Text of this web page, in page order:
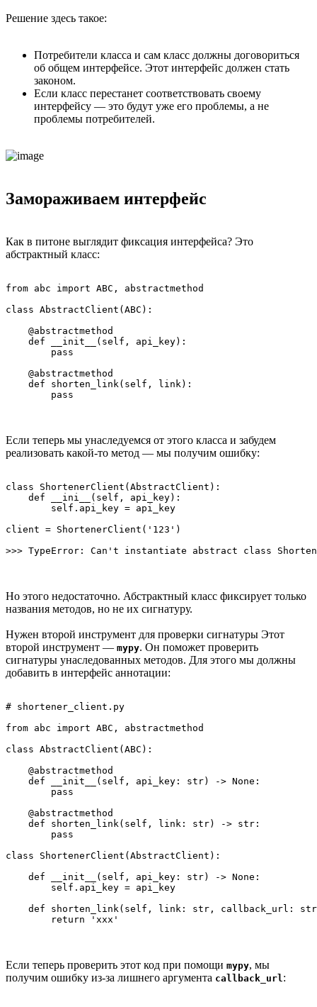
Решение здесь такое:
Потребители класса и сам класс должны договориться
об общем интерфейсе. Этот интерфейс должен стать
законом.
Если класс перестанет соответствовать своему
интерфейсу — это будут уже его проблемы, а не
проблемы потребителей.
Замораживаем интерфейс
Как в питоне выглядит фиксация интерфейса? Это
абстрактный класс:
from abc import ABC, abstractmethod
class AbstractClient(ABC):
    @abstractmethod
    def __init__(self, api_key):
        pass
    @abstractmethod
    def shorten_link(self, link):
Если теперь мы унаследуемся от этого класса и забудем
реализовать какой-то метод — мы получим ошибку:
class ShortenerClient(AbstractClient):
    def __ini__(self, api_key):
        self.api_key = api_key
client = ShortenerClient('123')
Но этого недостаточно. Абстрактный класс фиксирует только
названия методов, но не их сигнатуру.
Нужен второй инструмент для проверки сигнатуры Этот
второй инструмент — mypy. Он поможет проверить
сигнатуры унаследованных методов. Для этого мы должны
добавить в интерфейс аннотации:
# shortener_client.py
from abc import ABC, abstractmethod
class AbstractClient(ABC):
    @abstractmethod
    def __init__(self, api_key: str) -> None:
        pass
    @abstractmethod
    def shorten_link(self, link: str) -> str:
        pass
class ShortenerClient(AbstractClient):
    def __init__(self, api_key: str) -> None:
        self.api_key = api_key
def shorten_link(self, link: str, callback_url:
Если теперь проверить этот код при помощи mypy, мы
получим ошибку из-за лишнего аргумента callback_url :